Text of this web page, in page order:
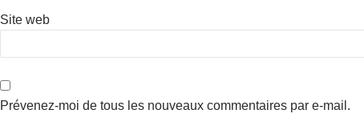
Site web
Prévenez-moi de tous les nouveaux commentaires par e-mail.